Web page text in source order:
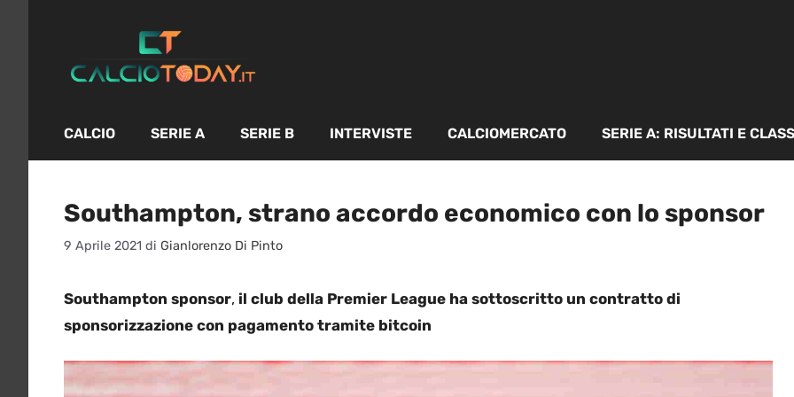
contenuto
CALCIO SERIE A SERIE B INTERVISTE CALCIOMERCATO SERIE A: RISULTATI E
Southampton, strano accordo economico con lo sponsor
9 Aprile 2021 di Gianlorenzo Di Pinto
Southampton sponsor, il club della Premier League ha sottoscritto un contratto di
sponsorizzazione con pagamento tramite bitcoin